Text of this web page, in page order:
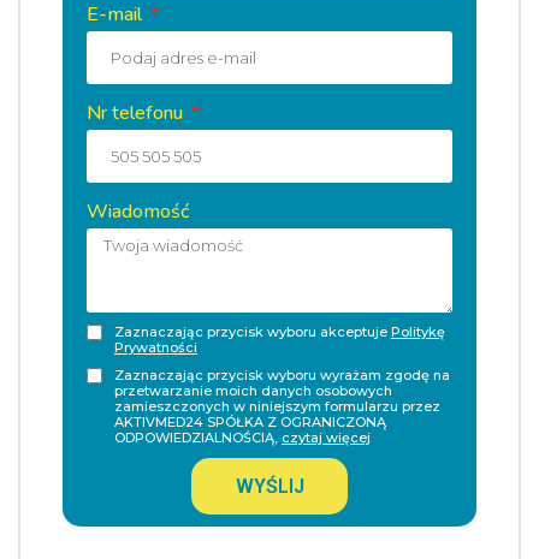
E-mail
Nr telefonu
Wiadomość
Zaznaczając przycisk wyboru akceptuje Politykę
Prywatności
Zaznaczając przycisk wyboru wyrażam zgodę na
przetwarzanie moich danych osobowych
zamieszczonych w niniejszym formularzu przez
AKTIVMED24 SPÓŁKA Z OGRANICZONĄ
ODPOWIEDZIALNOŚCIĄ, czytaj więcej
WYŚLIJ